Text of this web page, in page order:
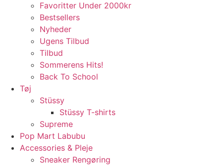
Favoritter Under 2000kr
Bestsellers
Nyheder
Ugens Tilbud
Tilbud
Sommerens Hits!
Back To School
Tøj
Stüssy
Stüssy T-shirts
Supreme
Pop Mart Labubu
Accessories & Pleje
Sneaker Rengøring